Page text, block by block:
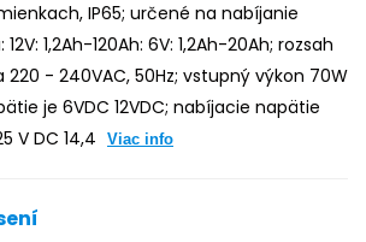
IP65; určené na nabíjanie
1,2Ah-120Ah: 6V: 1,2Ah-20Ah; rozsah
- 240VAC, 50Hz; vstupný výkon 70W
je 6VDC 12VDC; nabíjacie napätie
V DC 14,4
Viac info